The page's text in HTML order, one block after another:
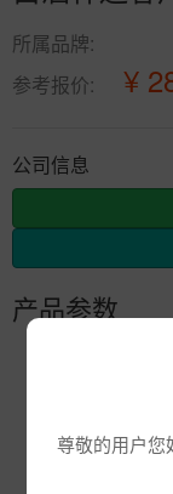
尊敬的用户您
所属品牌:
参考报价:
¥
公司信息
产品参数
产地:
景德镇